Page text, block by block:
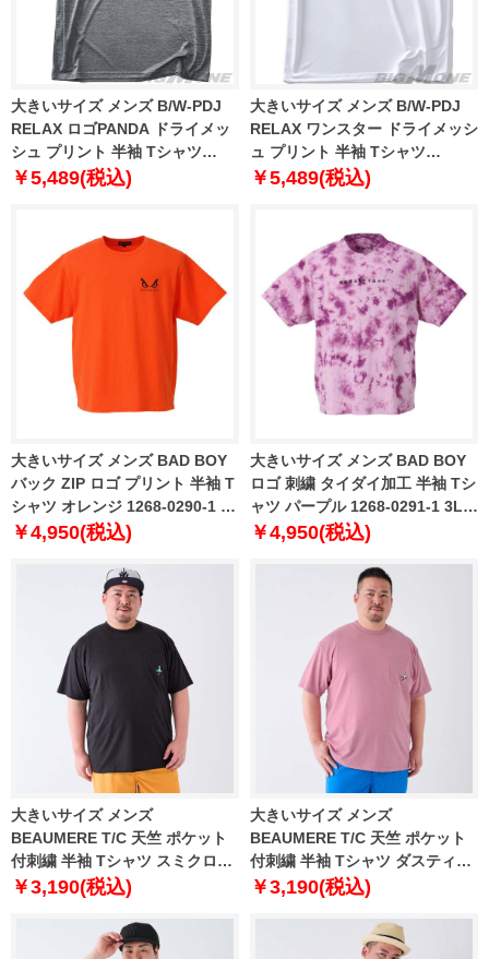
大きいサイズ メンズ B/W-PDJ
RELAX ロゴPANDA ドライメッ
シュ プリント 半袖 Tシャツ
585875k
￥5,489(税込)
大きいサイズ メンズ B/W-PDJ
RELAX ワンスター ドライメッシ
ュ プリント 半袖 Tシャツ
585874k
￥5,489(税込)
大きいサイズ メンズ BAD BOY
バック ZIP ロゴ プリント 半袖 T
シャツ オレンジ 1268-0290-1 3L
4L 5L 6L
￥4,950(税込)
大きいサイズ メンズ BAD BOY
ロゴ 刺繍 タイダイ加工 半袖 Tシ
ャツ パープル 1268-0291-1 3L
4L 5L 6L 8L
￥4,950(税込)
大きいサイズ メンズ
BEAUMERE T/C 天竺 ポケット
付刺繍 半袖 Tシャツ スミクロ
1278-4577-2 3L 4L 5L 6L 8L
￥3,190(税込)
大きいサイズ メンズ
BEAUMERE T/C 天竺 ポケット
付刺繍 半袖 Tシャツ ダスティー
ピンク 1278-4577-3 3L 4L 5L
￥3,190(税込)